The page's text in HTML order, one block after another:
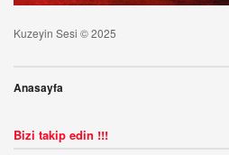
Kuzeyin Sesi © 2025
Anasayfa
Bizi takip edin !!!